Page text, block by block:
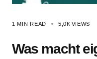
1 MIN READ 5,0K VIEWS
Was macht